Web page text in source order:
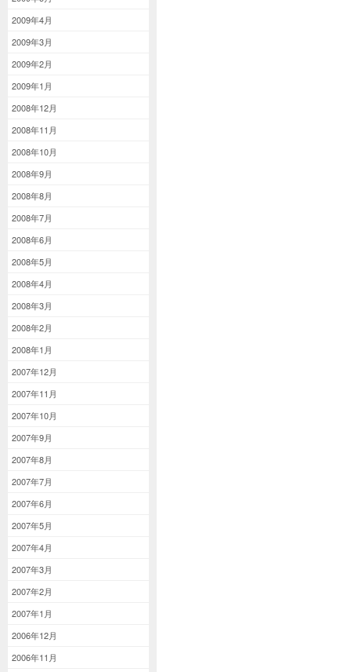
2009年4月
2009年3月
2009年2月
2009年1月
2008年12月
2008年11月
2008年10月
2008年9月
2008年8月
2008年7月
2008年6月
2008年5月
2008年4月
2008年3月
2008年2月
2008年1月
2007年12月
2007年11月
2007年10月
2007年9月
2007年8月
2007年7月
2007年6月
2007年5月
2007年4月
2007年3月
2007年2月
2007年1月
2006年12月
2006年11月